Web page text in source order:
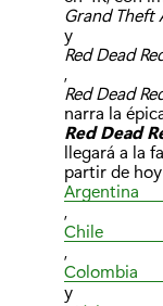
Grand Theft
y
Red Dead
,
Red Dead
narra la
Red Dead
llegará a la
partir de
Argentina
,
Chile
,
Colombia
y